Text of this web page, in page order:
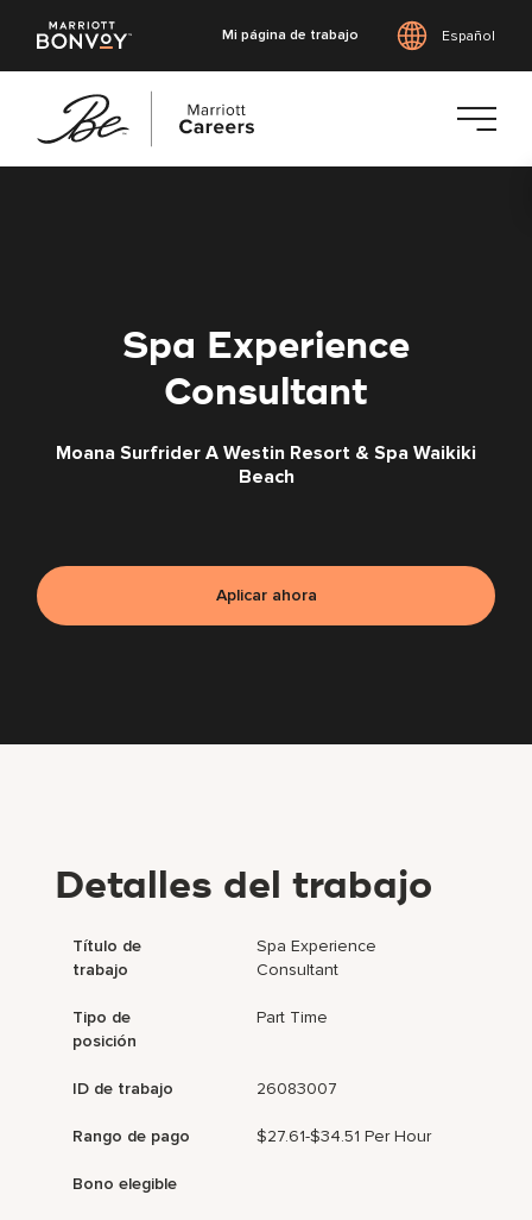
Mi página de trabajo Español
Spa Experience
Consultant
Moana Surfrider A Westin Resort & Spa Waikiki
Beach
Aplicar ahora
Detalles del trabajo
Título de
trabajo
Spa Experience
Consultant
Tipo de
posición
Part Time
ID de trabajo 26083007
Rango de pago $27.61-$34.51 Per Hour
Bono elegible